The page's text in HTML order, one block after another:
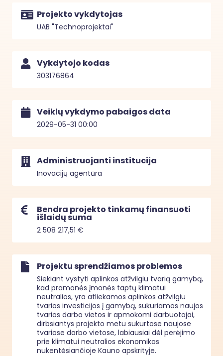
Projekto vykdytojas
UAB "Technoprojektai"
Vykdytojo kodas
303176864
Veiklų vykdymo pabaigos data
2029-05-31 00:00
Administruojanti institucija
Inovacijų agentūra
Bendra projekto tinkamų finansuoti
išlaidų suma
2 508 217,51 €
Projektu sprendžiamos problemos
Siekiant vystyti aplinkos atžvilgiu tvarią gamybą,
kad pramonės įmonės taptų klimatui
neutralios, yra atliekamos aplinkos atžvilgiu
tvarios investicijos į gamybą, sukuriamos naujos
tvarios darbo vietos ir apmokomi darbuotojai,
dirbsiantys projekto metu sukurtose naujose
tvariose darbo vietose, labiausiai dėl perėjimo
prie klimatui neutralios ekonomikos
nukentėsiančioje Kauno apskrityje.